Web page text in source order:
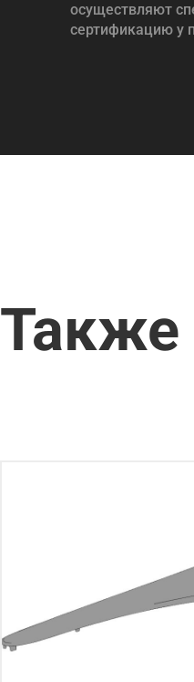
осуществляют
сертификацию у
Также